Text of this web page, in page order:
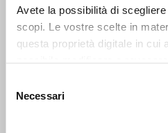
Avete la possibilità di
scopi. Le vostre scelte in
questa proprietà digitale in cui
attivazione della privacy.
delNecessari
Related